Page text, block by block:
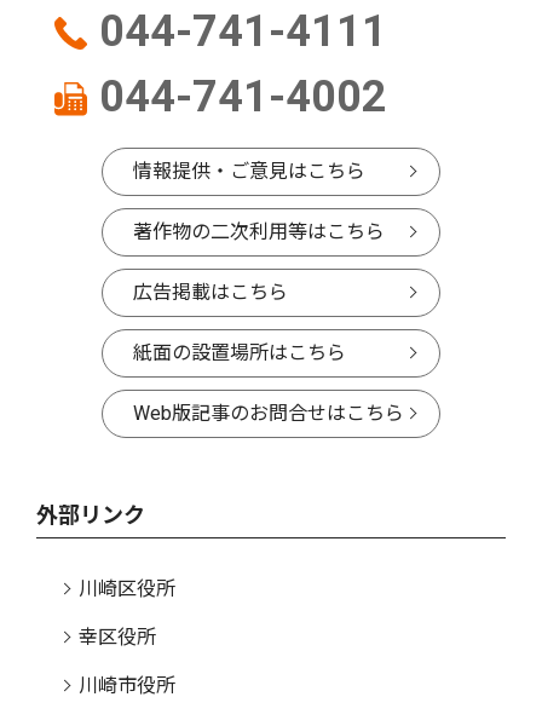
044-741-4111
044-741-4002
情報提供・ご意見はこちら
著作物の二次利用等はこちら
広告掲載はこちら
紙面の設置場所はこちら
Web版記事のお問合せはこちら
外部リンク
川崎区役所
幸区役所
川崎市役所